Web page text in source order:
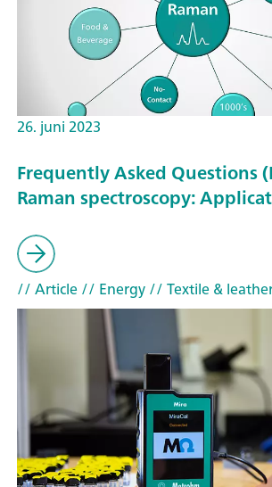
26. juni 2023
Frequently Asked Questions
Raman spectroscopy:
// Article// Energy// Textile &